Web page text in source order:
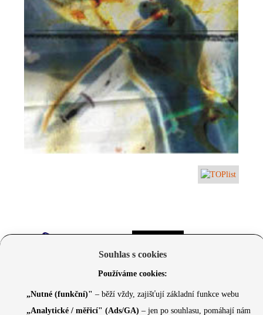
Souhlas s cookies
Používáme cookies:
„Nutné (funkční)" – běží vždy, zajišťují základní funkce webu
„Analytické / měřicí" (Ads/GA) – jen po souhlasu, pomáhají nám